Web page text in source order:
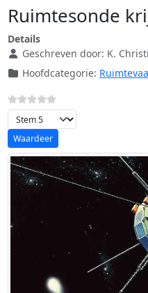
Ruimtesonde
Details
Geschreven door: K.
Hoofdcategorie:
Voeg waardering toe